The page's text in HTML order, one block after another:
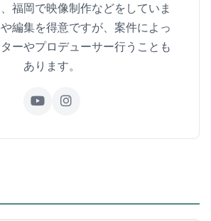
福岡で映像制作などをしていま
編集を得意ですが、案件によっ
ーやプロデューサー行うことも
あります。